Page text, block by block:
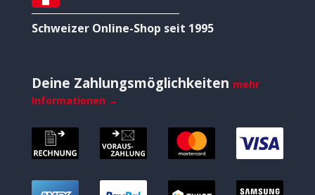
Schweizer Online-Shop seit 1995
Deine Zahlungsmöglichkeiten mehr
Informationen →